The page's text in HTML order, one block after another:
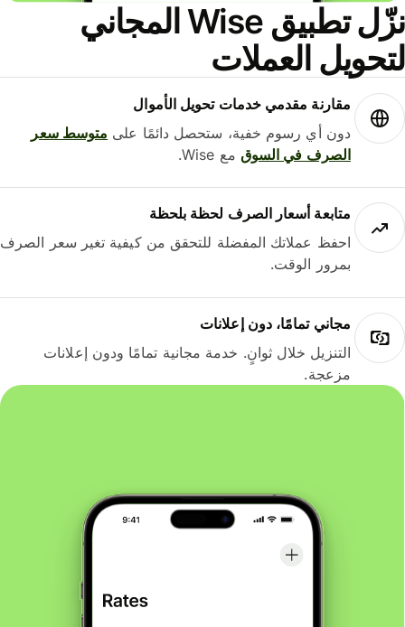
نزّل تطبيق Wise المجاني
العملات
مقارنة مقدمي خدمات تحويل الأموال
دون أي رسوم خفية، ستحصل دائمًا علىمتوسط ​​سعر
الصرف في السوقمع Wise.
متابعة أسعار الصرف لحظة بلحظة
احفظ عملاتك المفضلة للتحقق من كيفية تغير سعر الصرف
بمرور الوقت.
مجاني تمامًا، دون إعلانات
التنزيل خلال ثوانٍ. خدمة مجانية تمامًا ودون إعلانات
مزعجة.